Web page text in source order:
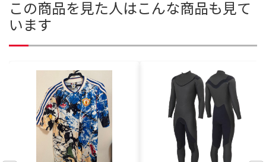
この商品を見た人はこんな商品も見て
います